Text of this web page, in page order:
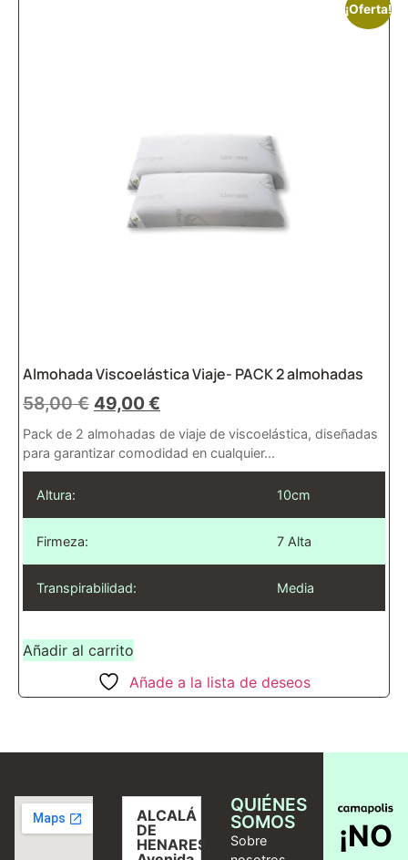
¡Oferta!
Almohada Viscoelástica Viaje- PACK 2 almohadas
58,00€ 49,00€
Pack de 2 almohadas de viaje de viscoelástica, diseñadas
para garantizar comodidad en cualquier...
Altura: 10cm
Firmeza: 7 Alta
Transpirabilidad: Media
Añadir al carrito
Añade a la lista de deseos
ALCALÁ
DE
HENARES,
QUIÉNES
SOMOS
Sobre
¡NO